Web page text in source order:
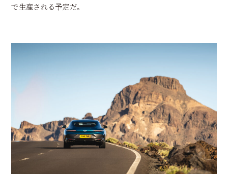
で生産される予定だ。